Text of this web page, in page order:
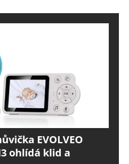
EVOLVEO
ohlídá klid a